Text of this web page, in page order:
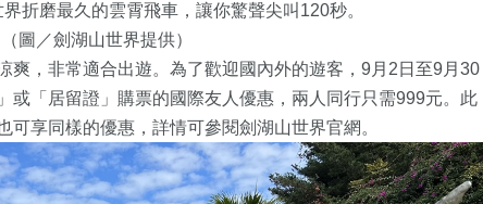
折磨最久的雲霄飛車，讓你驚聲尖叫120秒。
（圖／劍湖山世界提供）
爽，非常適合出遊。為了歡迎國內外的遊客，9月2日至9月30
或「居留證」購票的國際友人優惠，兩人同行只需999元。此
享同樣的優惠，詳情可參閱劍湖山世界官網。